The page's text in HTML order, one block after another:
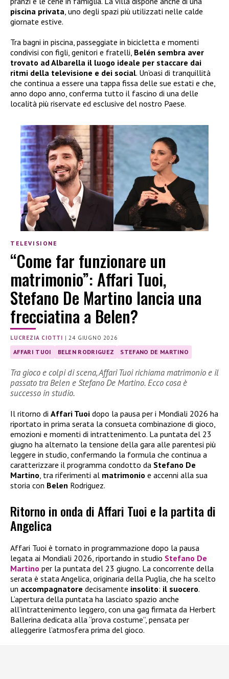
piscina privata , uno degli spazi più utilizzati nelle calde
giornate estive.
Tra bagni in piscina, passeggiate in bicicletta e momenti
condivisi con figli, genitori e fratelli, Belén sembra aver
trovato ad Albarella il luogo ideale per staccare dai
ritmi della televisione e dei social. Un’oasi di tranquillità
che continua a essere una tappa fissa delle sue estati e che,
anno dopo anno, conferma tutto il fascino di una delle
località più riservate ed esclusive del nostro Paese.
TELEVISIONE
“Come far funzionare un
matrimonio”: Affari Tuoi,
Stefano De Martino lancia una
frecciatina a Belen?
LUCREZIA CIOTTI |24 GIUGNO 2026
AFFARI TUOI BELEN RODRIGUEZ STEFANO DE MARTINO
Tra gioco e colpi di scena, Affari Tuoi richiama matrimonio e il
passato tra Belen e Stefano De Martino. Ecco cosa è
successo in studio.
Il ritorno di Affari Tuoi dopo la pausa per i Mondiali 2026 ha
riportato in prima serata la consueta combinazione di gioco,
emozioni e momenti di intrattenimento. La puntata del 23
giugno ha alternato la tensione della gara alle parentesi più
leggere in studio, confermando la formula che continua a
caratterizzare il programma condotto da Stefano De
Martino, tra riferimenti al matrimonio e accenni alla sua
storia con Belen Rodriguez.
Ritorno in onda di Affari Tuoi e la partita di
Angelica
Affari Tuoi è tornato in programmazione dopo la pausa
legata ai Mondiali 2026, riportando in studio Stefano De
Martino per la puntata del 23 giugno. La concorrente della
serata è stata Angelica, originaria della Puglia, che ha scelto
un accompagnatore decisamente insolito: il suocero.
L’apertura della puntata ha lasciato spazio anche
all’intrattenimento leggero, con una gag firmata da Herbert
Ballerina dedicata alla “prova costume”, pensata per
alleggerire l’atmosfera prima del gioco.